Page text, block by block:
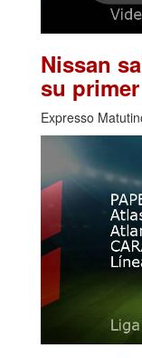
Nissan
su
Expresso